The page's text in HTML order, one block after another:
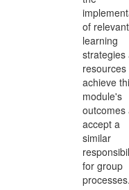
of relevant
learning
strategies
resources
achieve
module's
outcomes
accept a
similar
for group